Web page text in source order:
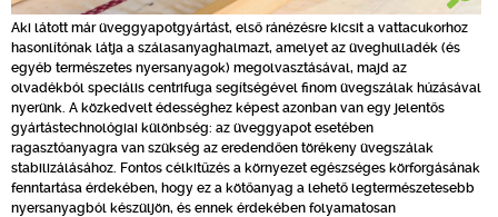
Aki látott már üveggyapotgyártást, első ránézésre kicsit a vattacukorhoz
hasonlítónak látja a szálasanyaghalmazt, amelyet az üveghulladék (és
egyéb természetes nyersanyagok) megolvasztásával, majd az
olvadékból speciális centrifuga segítségével finom üvegszálak húzásával
nyerünk. A közkedvelt édességhez képest azonban van egy jelentős
gyártástechnológiai különbség: az üveggyapot esetében
ragasztóanyagra van szükség az eredendően törékeny üvegszálak
stabilizálásához. Fontos célkitűzés a környezet egészséges körforgásának
fenntartása érdekében, hogy ez a kötőanyag a lehető legtermészetesebb
nyersanyagból készüljön, és ennek érdekében folyamatosan